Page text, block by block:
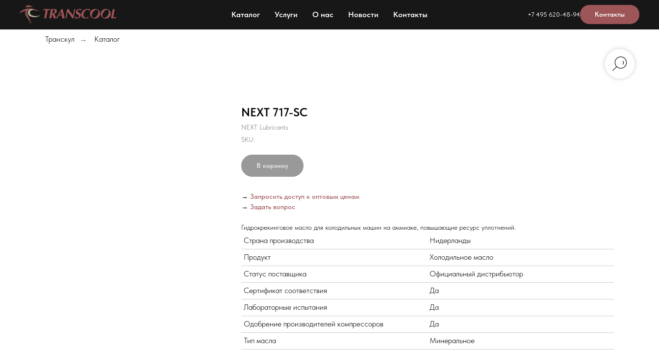
Каталог Услуги О нас Новости Контакты +7 495 620-48-94 Контакты
Транскул → Каталог
NEXT 717-SC
NEXT Lubricants
SKU:
В корзину
→ Запросить доступ к оптовым ценам
→ Задать вопрос
Гидрокрекинговое масло для холодильных машин на аммиаке, повышающие ресурс уплотнений.
Страна производства
Нидерланды
Продукт
Холодильное масло
Статус поставщика
Официальный дистрибьютор
Сертификат соответствия
Да
Лабораторные испытания
Да
Одобрение производителей компрессоров
Да
Тип масла
Минеральное